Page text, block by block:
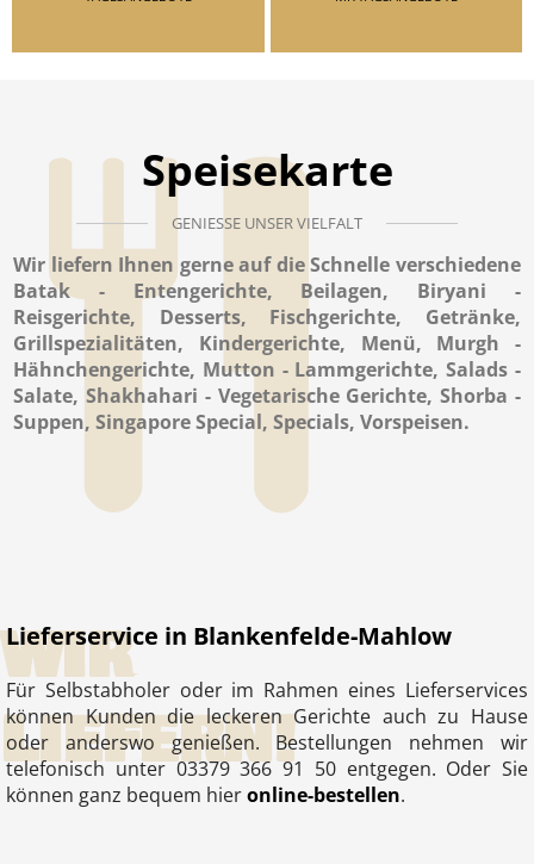
Speisekarte
GENIESSE UNSER VIELFALT
Wir liefern Ihnen gerne auf die Schnelle verschiedene
Batak - Entengerichte, Beilagen, Biryani -
Reisgerichte, Desserts, Fischgerichte, Getränke,
Grillspezialitäten, Kindergerichte, Menü, Murgh -
Hähnchengerichte, Mutton - Lammgerichte, Salads -
Salate, Shakhahari - Vegetarische Gerichte, Shorba -
Suppen, Singapore Special, Specials, Vorspeisen.
WIR
LIEFERN!
Lieferservice in Blankenfelde-Mahlow
Für Selbstabholer oder im Rahmen eines Lieferservices
können Kunden die leckeren Gerichte auch zu Hause
oder anderswo genießen. Bestellungen nehmen wir
telefonisch unter 03379 366 91 50 entgegen. Oder Sie
können ganz bequem hieronline-bestellen.